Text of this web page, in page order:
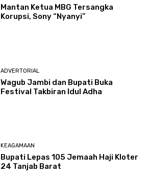
Mantan Ketua MBG Tersangka
Korupsi, Sony “Nyanyi”
ADVERTORIAL
Wagub Jambi dan Bupati Buka
Festival Takbiran Idul Adha
KEAGAMAAN
Bupati Lepas 105 Jemaah Haji Kloter
24 Tanjab Barat